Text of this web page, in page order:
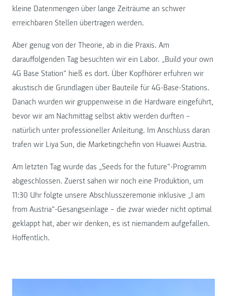
kleine Datenmengen über lange Zeiträume an schwer
erreichbaren Stellen übertragen werden.
Aber genug von der Theorie, ab in die Praxis. Am
darauffolgenden Tag besuchten wir ein Labor. „Build your own
4G Base Station“ hieß es dort. Über Kopfhörer erfuhren wir
akustisch die Grundlagen über Bauteile für 4G-Base-Stations.
Danach wurden wir gruppenweise in die Hardware eingeführt,
bevor wir am Nachmittag selbst aktiv werden durften –
natürlich unter professioneller Anleitung. Im Anschluss daran
trafen wir Liya Sun, die Marketingchefin von Huawei Austria.
Am letzten Tag wurde das „Seeds for the future“-Programm
abgeschlossen. Zuerst sahen wir noch eine Produktion, um
11:30 Uhr folgte unsere Abschlusszeremonie inklusive „I am
from Austria“-Gesangseinlage – die zwar wieder nicht optimal
geklappt hat, aber wir denken, es ist niemandem aufgefallen.
Hoffentlich.